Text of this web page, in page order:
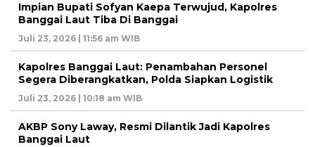
Impian Bupati Sofyan Kaepa Terwujud, Kapolres
Banggai Laut Tiba Di Banggai
Juli 23, 2026 | 11:56 am WIB
Kapolres Banggai Laut: Penambahan Personel
Segera Diberangkatkan, Polda Siapkan Logistik
Juli 23, 2026 | 10:18 am WIB
AKBP Sony Laway, Resmi Dilantik Jadi Kapolres
Banggai Laut